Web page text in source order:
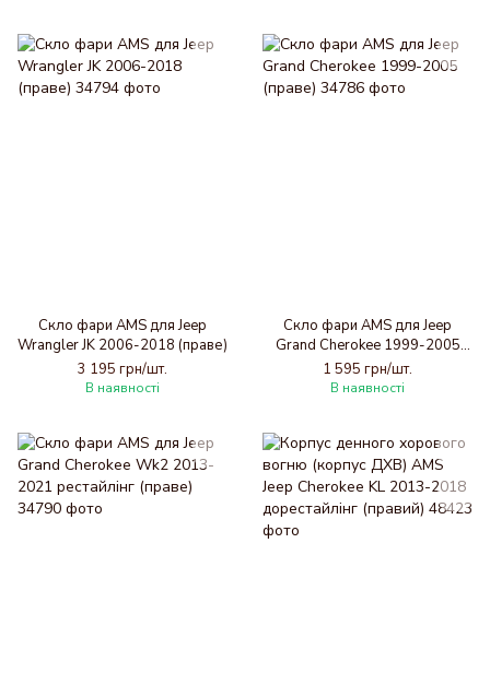
Скло фари AMS для Jeep
Wrangler JK 2006-2018 (праве)
3 195 грн/шт.
В наявності
Скло фари AMS для Jeep
Grand Cherokee 1999-2005
(праве)
1 595 грн/шт.
В наявності